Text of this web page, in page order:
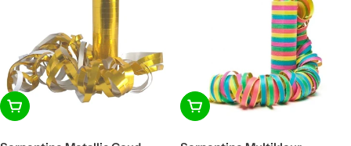
In winkelwagen In winkelwagen